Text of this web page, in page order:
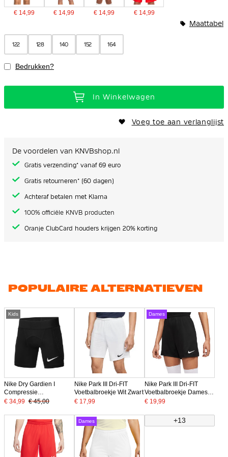
€ 14,99 € 14,99 € 14,99 € 14,99
122 128 140 152 164
Maattabel
Bedrukken?
In Winkelwagen
Voeg toe aan verlanglijst
De voordelen van KNVBshop.nl
Gratis verzending* vanaf 69 euro
Gratis retourneren* (60 dagen)
Achteraf betalen met Klarna
100% officiële KNVB producten
Oranje ClubCard houders krijgen 20% korting
POPULAIRE ALTERNATIEVEN
Kids
Nike Dry Gardien I
Compressie
Keepersbroekje Kids
€ 34,99 € 45,00
Nike Park III Dri-FIT
Voetbalbroekje Wit Zwart
€ 17,99
Dames
Nike Park III Dri-FIT
Voetbalbroekje Dames
Zwart
€ 19,99
Dames +13